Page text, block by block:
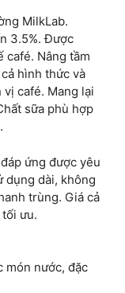
MilkLab.
3.5%. Được
café. Nâng tầm
hình thức và
café. Mang lại
sữa phù hợp
ứng được yêu
dụng dài, không
trùng. Giá cả
ưu.
món nước, đặc